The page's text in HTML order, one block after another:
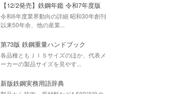
【12/2発売】鉄鋼年鑑 令和7年度版
令和6年度業界動向の詳細 昭和30年創刊
以来50年余、他の産業...
第73版 鉄鋼重量ハンドブック
各品種ともＪＩＳサイズのほか、代表メ
ーカーの製品サイズを見やす...
新版鉄鋼実務用語辞典